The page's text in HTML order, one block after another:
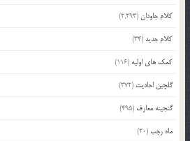
کلام جاودان(2,293)
کلام جدید(34)
کمک های اولیه (116)
گلچین احادیث (372)
گنجینه معارف (495)
ماه رجب(20)